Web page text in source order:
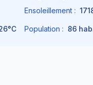
Ensoleillement :
°C Population : 86